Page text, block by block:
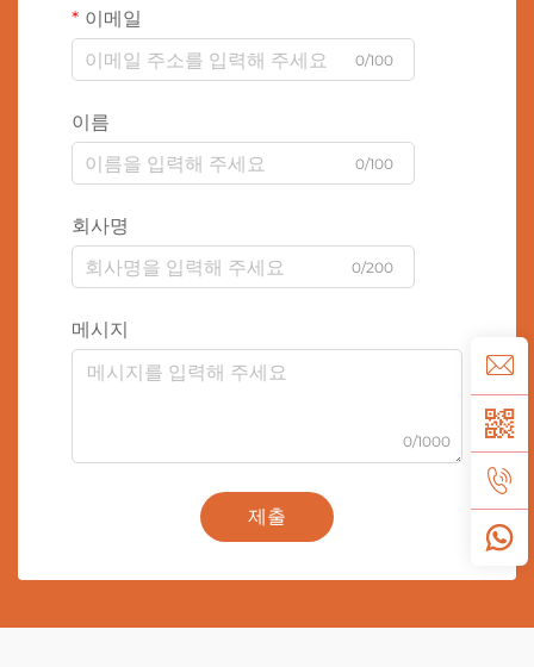
이메일
0/100
이름
0/100
회사명
0/200
메시지
0/1000
제출